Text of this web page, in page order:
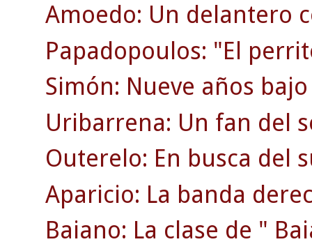
Amoedo: Un delantero
Papadopoulos: "El
Simón: Nueve años
Uribarrena: Un fan del
Outerelo: En busca del
Aparicio: La banda
Baiano: La clase de "